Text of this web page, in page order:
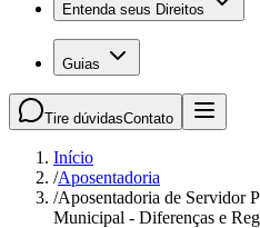
Entenda seus Direitos
Guias
Tire dúvidasContato
Início
/Aposentadoria
/Aposentadoria de Servidor
Municipal - Diferenças e